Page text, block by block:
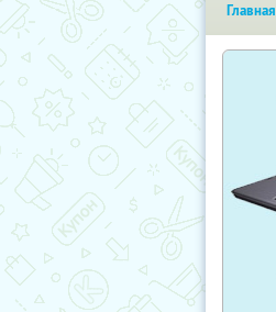
Главная